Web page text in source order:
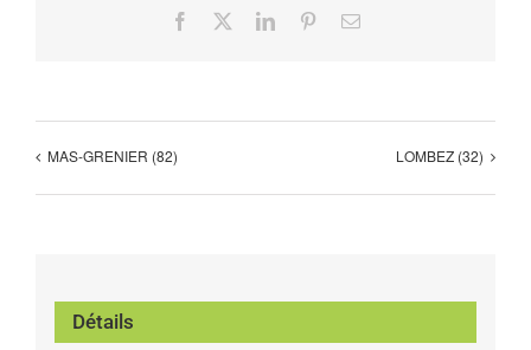
Facebook LinkedInPinterestEmail
MAS-GRENIER (82) LOMBEZ (32)
Détails